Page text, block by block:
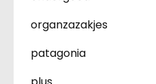
organzazakjes
patagonia